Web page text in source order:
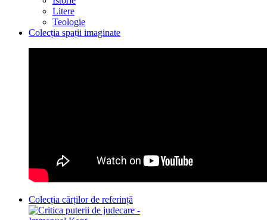
Litere
Teologie
Colecția spații imaginate
Colecția cărților de referință